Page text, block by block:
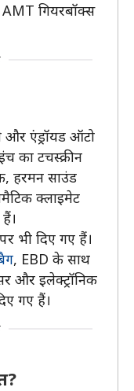
गियरबॉक्स
एंड्रॉयड ऑटो
का टचस्क्रीन
हरमन साउंड
क्लाइमेट
भी दिए गए हैं।
, EBD के साथ
और इलेक्ट्रॉनिक
गए हैं।